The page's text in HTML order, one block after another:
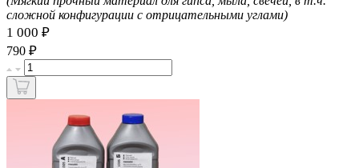
сложной конфигурации с отрицательными углами)
1 000 ₽
790 ₽